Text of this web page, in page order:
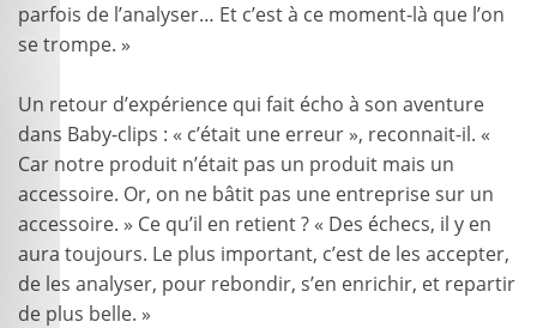
parfois de l’analyser… Et c’est à ce moment-là que l’on
se trompe. »
Un retour d’expérience qui fait écho à son aventure
dans Baby-clips : « c’était une erreur », reconnait-il. «
Car notre produit n’était pas un produit mais un
accessoire. Or, on ne bâtit pas une entreprise sur un
accessoire. » Ce qu’il en retient ? « Des échecs, il y en
aura toujours. Le plus important, c’est de les accepter,
de les analyser, pour rebondir, s’en enrichir, et repartir
de plus belle. »